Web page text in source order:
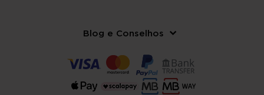
Blog e Conselhos